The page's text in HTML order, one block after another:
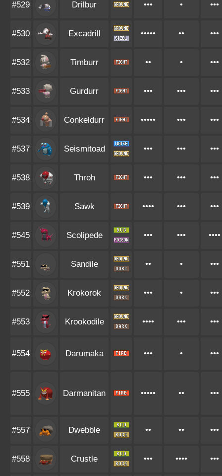
#529 Drilbur ••• • •••
#530 Excadrill ••••• •• •••
#532 Timburr •• • •••
#533 Gurdurr ••• ••• •••
#534 Conkeldurr ••••• ••• •••
#537 Seismitoad ••• ••• •••
#538 Throh ••• ••• •••
#539 Sawk •••• ••• •••
#545 Scolipede ••• ••• ••••
#551 Sandile •• • •••
#552 Krokorok ••• • •••
#553 Krookodile •••• ••• •••
#554 Darumaka ••• • •••
#555 Darmanitan ••••• •• •••
#557 Dwebble •• •• •••
#558 Crustle ••• •••• •••